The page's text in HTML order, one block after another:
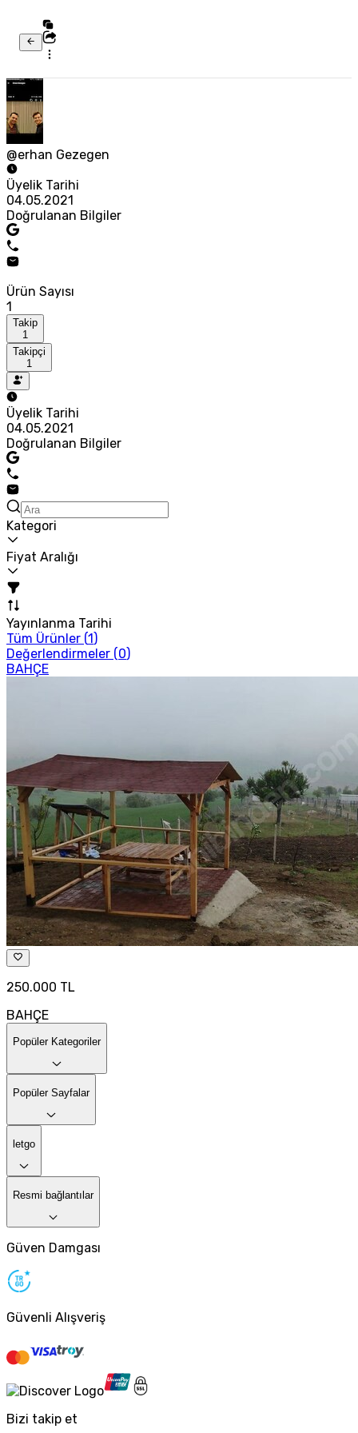
@erhan Gezegen
Üyelik Tarihi
04.05.2021
Doğrulanan Bilgiler
Ürün Sayısı
1
Takip
1
Takipçi
1
Üyelik Tarihi
04.05.2021
Doğrulanan Bilgiler
Kategori
Fiyat Aralığı
Yayınlanma Tarihi
Tüm Ürünler (1)
Değerlendirmeler (0)
BAHÇE
250.000 TL
BAHÇE
Popüler Kategoriler
Popüler Sayfalar
letgo
Resmi bağlantılar
Güven Damgası
Güvenli Alışveriş
Bizi takip et